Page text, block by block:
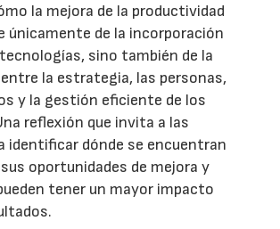
la mejora de la productividad
únicamente de la incorporación
sino también de la
la estrategia, las personas,
y la gestión eficiente de los
reflexión que invita a las
identificar dónde se encuentran
oportunidades de mejora y
tener un mayor impacto